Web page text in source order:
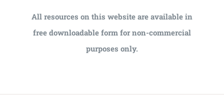
All resources on this website are available in
free downloadable form for non-commercial
purposes only.